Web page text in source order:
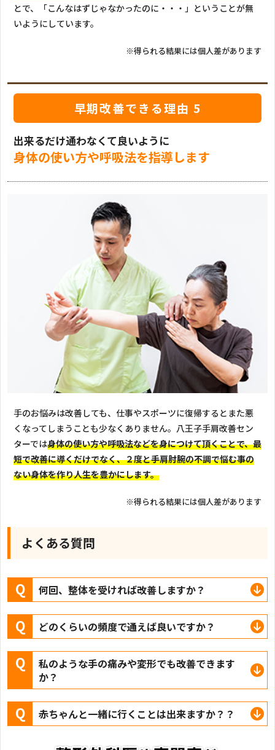
とで、「こんなはずじゃなかったのに・・・」ということが無
いようにしています。
※得られる結果には個人差があります
早期改善できる理由 5
出来るだけ通わなくて良いように
身体の使い方や呼吸法を指導します
手のお悩みは改善しても、仕事やスポーツに復帰するとまた悪
くなってしまうことも少なくありません。八王子手肩改善セン
ターでは身体の使い方や呼吸法などを身につけて頂くことで、最
短で改善に導くだけでなく、２度と手肩肘腕の不調で悩む事の
ない身体を作り人生を豊かにします。
※得られる結果には個人差があります
よくある質問
何回、整体を受ければ改善しますか？
どのくらいの頻度で通えば良いですか？
私のような手の痛みや変形でも改善できます
か？
赤ちゃんと一緒に行くことは出来ますか？？